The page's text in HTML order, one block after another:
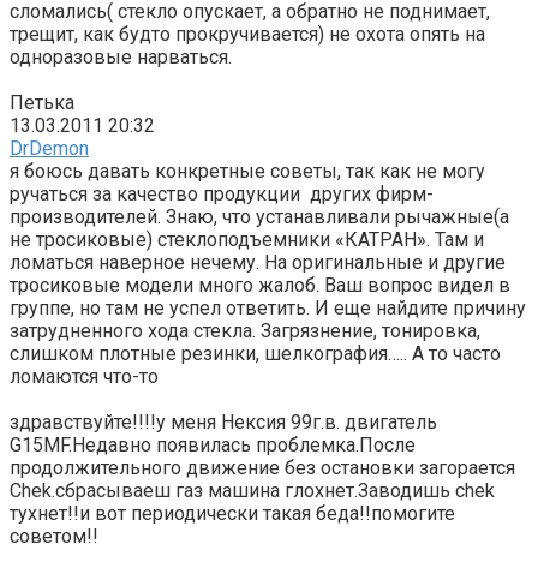
сломались( стекло опускает, а обратно не поднимает,
трещит, как будто прокручивается) не охота опять на
одноразовые нарваться.
Петька
13.03.2011 20:32
DrDemon
я боюсь давать конкретные советы, так как не могу
ручаться за качество продукции других фирм-
производителей. Знаю, что устанавливали рычажные(а
не тросиковые) стеклоподъемники «КАТРАН». Там и
ломаться наверное нечему. На оригинальные и другие
тросиковые модели много жалоб. Ваш вопрос видел в
группе, но там не успел ответить. И еще найдите причину
затрудненного хода стекла. Загрязнение, тонировка,
слишком плотные резинки, шелкография….. А то часто
ломаются что-то
здравствуйте!!!!у меня Нексия 99г.в. двигатель
G15MF.Недавно появилась проблемка.После
продолжительного движение без остановки загорается
Chek.сбрасываеш газ машина глохнет.Заводишь chek
тухнет!!и вот периодически такая беда!!помогите
советом!!